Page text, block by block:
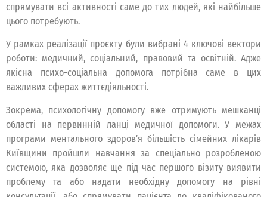
спрямувати всі активності саме до тих людей, які найбільше
цього потребують.
У рамках реалізації проєкту були вибрані 4 ключові вектори
роботи: медичний, соціальний, правовий та освітній. Адже
якісна психо-соціальна допомога потрібна саме в цих
важливих сферах життєдіяльності.
Зокрема, психологічну допомогу вже отримують мешканці
області на первинній ланці медичної допомоги. У межах
програми ментального здоров’я більшість сімейних лікарів
Київщини пройшли навчання за спеціально розробленою
системою, яка дозволяє ще під час першого візиту виявити
проблему та або надати необхідну допомогу на рівні